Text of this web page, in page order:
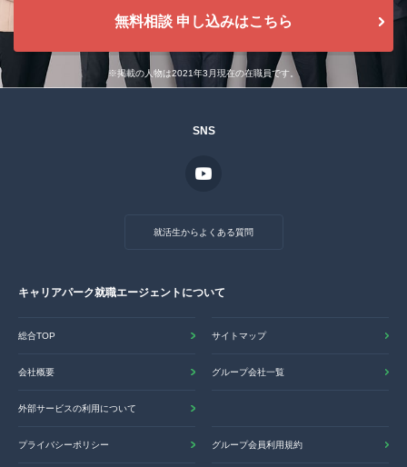
無料相談 申し込みはこちら
※掲載の人物は2021年3月現在の在職員です。
SNS
就活生からよくある質問
キャリアパーク就職エージェントについて
総合TOP サイトマップ
会社概要 グループ会社一覧
外部サービスの利用について
プライバシーポリシー グループ会員利用規約